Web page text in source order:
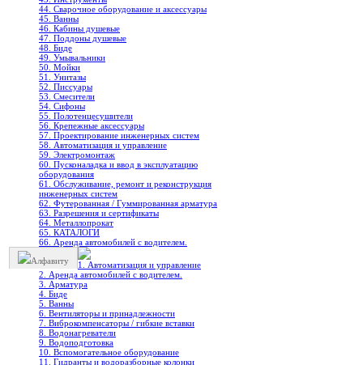
44. Сварочное оборудование и аксессуары
45. Ванны
46. Кабины душевые
47. Поддоны душевые
48. Биде
49. Умывальники
50. Мойки
51. Унитазы
52. Писсуары
53. Смесители
54. Сифоны
55. Полотенцесушители
56. Крепежные аксессуары
57. Проектирование инженерных систем
58. Автоматизация и управление
59. Электромонтаж
60. Пусконаладка и ввод в эксплуатацию
оборудования
61. Обслуживание, ремонт и реконструкция
инженерных систем
62. Футерованная / Гуммированная арматура
63. Разрешения и сертификаты
64. Металлопрокат
65. КАТАЛОГИ
66. Аренда автомобилей с водителем.
Алфавиту
1. Автоматизация и управление
2. Аренда автомобилей с водителем.
3. Арматура
4. Биде
5. Ванны
6. Вентиляторы и принадлежности
7. Виброкомпенсаторы / гибкие вставки
8. Водонагреватели
9. Водоподготовка
10. Вспомогательное оборудование
11. Гидранты и водоразборные колонки